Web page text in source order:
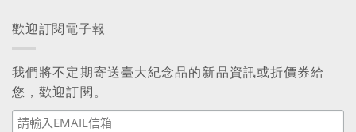
歡迎訂閱電子報
我們將不定期寄送臺大紀念品的新品資訊或折價券給
您，歡迎訂閱。